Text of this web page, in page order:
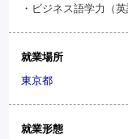
・ビジネス語学力（
就業場所
東京都
就業形態